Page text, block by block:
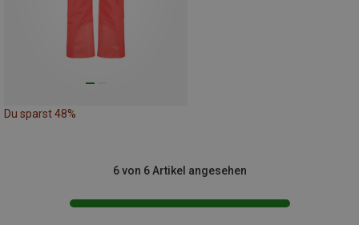
Du sparst 48%
6 von 6 Artikel angesehen